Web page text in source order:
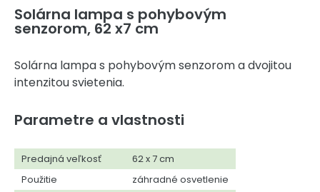
Solárna lampa s pohybovým
senzorom, 62 x7 cm
Solárna lampa s pohybovým senzorom a dvojitou
intenzitou svietenia.
Parametre a vlastnosti
Predajná veľkosť
62 x 7 cm
Použitie
záhradné osvetlenie